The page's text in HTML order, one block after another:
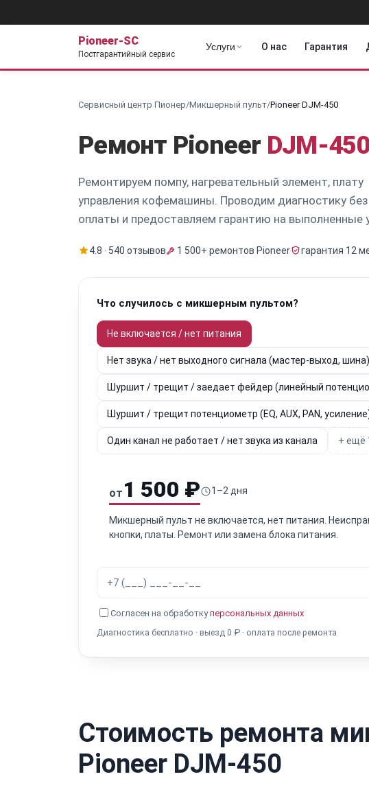
Pioneer-SC
Постгарантийный сервис
Услуги О нас Гарантия
Сервисный центр Пионер/Микшерный пульт/Pioneer DJM-450
Ремонт Pioneer DJM-450
Ремонтируем помпу, нагревательный элемент, плату
управления кофемашины. Проводим диагностику без
оплаты и предоставляем гарантию на выполненные
4.8 · 540 отзывов 1 500+ ремонтов Pioneer гарантия 12
Что случилось с микшерным пультом?
Не включается / нет питания
Нет звука / нет выходного сигнала (мастер-выход, шина)
Шуршит / трещит / заедает фейдер (линейный
Шуршит / трещит потенциометр (EQ, AUX, PAN,
Один канал не работает / нет звука из канала + ещё
от 1 500 ₽ 1–2 дня
Микшерный пульт не включается, нет питания.
кнопки, платы. Ремонт или замена блока питания.
Согласен на обработкуперсональных данных
Диагностика бесплатно · выезд 0 ₽ · оплата после ремонта
Стоимость ремонта
Pioneer DJM-450